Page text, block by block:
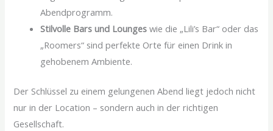
Abendprogramm.
Stilvolle Bars und Lounges wie die „Lili’s Bar“ oder das
„Roomers“ sind perfekte Orte für einen Drink in
gehobenem Ambiente.
Der Schlüssel zu einem gelungenen Abend liegt jedoch nicht
nur in der Location – sondern auch in der richtigen
Gesellschaft.